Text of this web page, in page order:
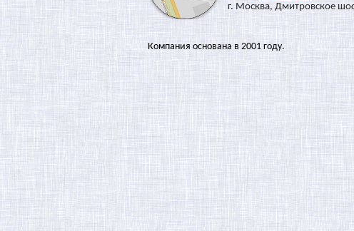
г. Москва, Дмитровское
Компания основана в 2001 году.